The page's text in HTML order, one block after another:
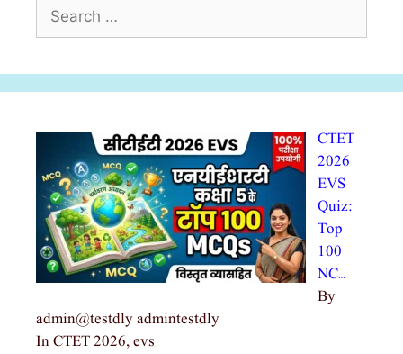
CTET
2026
EVS
Quiz:
Top
100
NC…
By
admin@testdly admintestdly
In CTET 2026, evs